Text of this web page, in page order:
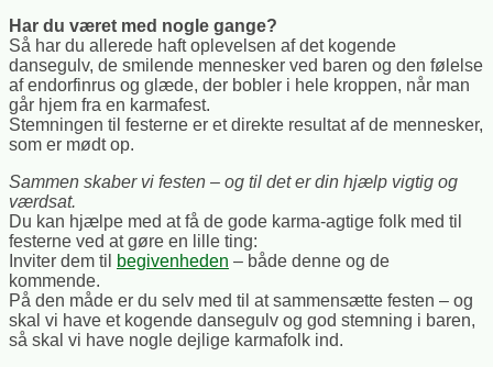
Har du været med nogle gange?
Så har du allerede haft oplevelsen af det kogende
dansegulv, de smilende mennesker ved baren og den følelse
af endorfinrus og glæde, der bobler i hele kroppen, når man
går hjem fra en karmafest.
Stemningen til festerne er et direkte resultat af de mennesker,
som er mødt op.
Sammen skaber vi festen – og til det er din hjælp vigtig og
værdsat.
Du kan hjælpe med at få de gode karma-agtige folk med til
festerne ved at gøre en lille ting:
Inviter dem til
begivenheden – både denne og de
kommende.
På den måde er du selv med til at sammensætte festen – og
skal vi have et kogende dansegulv og god stemning i baren,
så skal vi have nogle dejlige karmafolk ind.